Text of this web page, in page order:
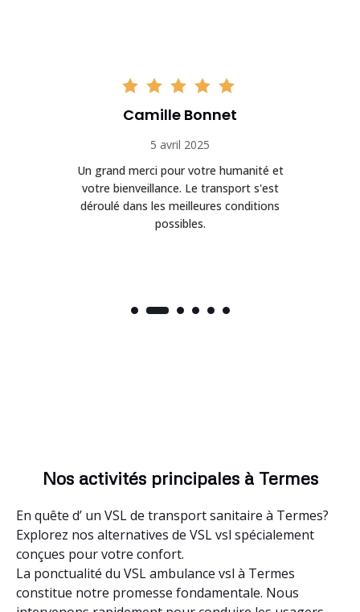
Camille Bonnet
5 avril 2025
Un grand merci pour votre humanité et
votre bienveillance. Le transport s'est
déroulé dans les meilleures conditions
possibles.
Nos activités principales à Termes
En quête d’ un VSL de transport sanitaire à Termes?
Explorez nos alternatives de VSL vsl spécialement
conçues pour votre confort.
La ponctualité du VSL ambulance vsl à Termes
constitue notre promesse fondamentale. Nous